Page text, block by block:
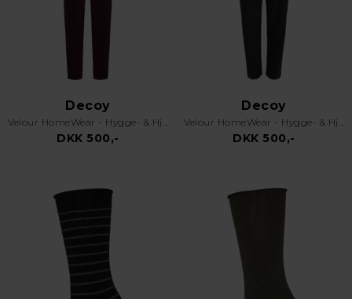
Decoy
Velour HomeWear - Hygge- & Hjemmesæt - Rød
DKK 500,-
Decoy
Velour HomeWear - Hygge- & Hjemmesæt - Sort
DKK 500,-